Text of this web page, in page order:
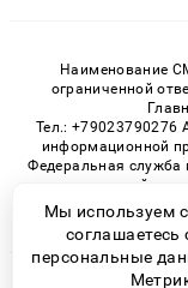
Наименование
ограниченной
Тел.: +79023790276
информационной
Федеральная служба
технологий и
Регистрационный
Мы используем
персональные